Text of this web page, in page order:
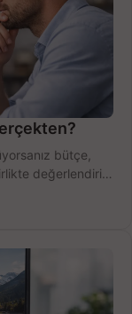
bütçe,
değerlendirin,